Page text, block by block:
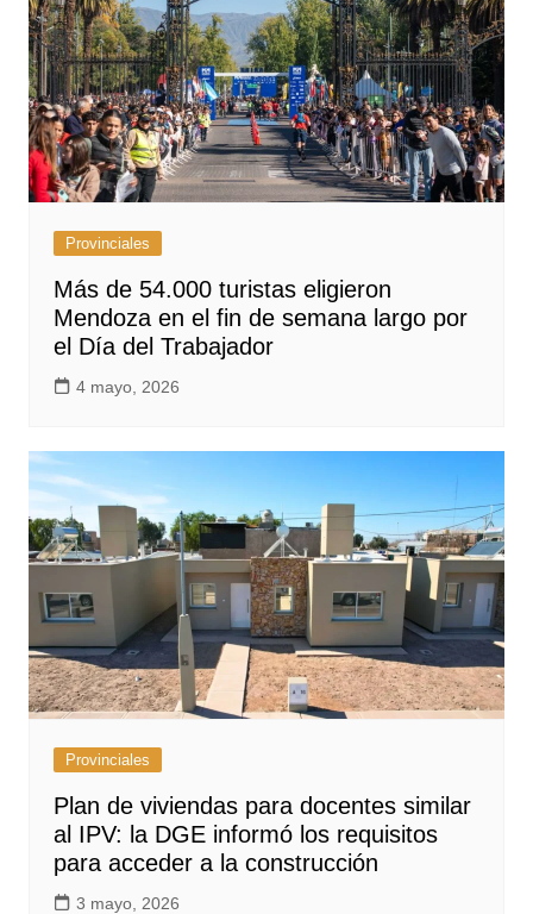
Provinciales
Más de 54.000 turistas eligieron
Mendoza en el fin de semana largo por
el Día del Trabajador
4 mayo, 2026
Provinciales
Plan de viviendas para docentes similar
al IPV: la DGE informó los requisitos
para acceder a la construcción
3 mayo, 2026